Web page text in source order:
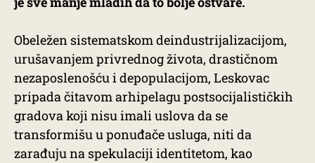
Obeležen sistematskom deindustrijalizacijom,
urušavanjem privrednog života, drastičnom
nezaposlenošću i depopulacijom, Leskovac
pripada čitavom arhipelagu postsocijalističkih
gradova koji nisu imali uslova da se
transformišu u ponuđače usluga, niti da
zarađuju na spekulaciji identitetom, kao